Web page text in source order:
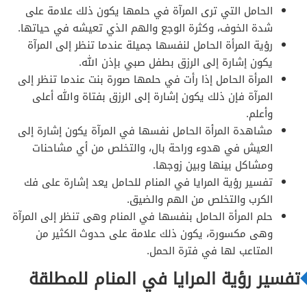
الحامل التي ترى المرآة في حلمها يكون ذلك علامة على
شدة الخوف، وكثرة الوجع والهم الذي تعيشه في حياتها.
رؤية المرأة الحامل لنفسها جميلة عندما تنظر إلى المرآة
يكون إشارة إلى الرزق بطفل صبي بإذن الله.
المرأة الحامل إذا رأت في حلمها صورة بنت عندما تنظر إلى
المرآة فإن ذلك يكون إشارة إلى الرزق بفتاة والله أعلى
وأعلم.
مشاهدة المرأة الحامل نفسها في المرآة يكون إشارة إلى
العيش في هدوء وراحة بال، والتخلص من أي مشاحنات
ومشاكل بينها وبين زوجها.
تفسير رؤية المرايا في المنام للحامل يعد إشارة على فك
الكرب والتخلص من الهم والضيق.
حلم المرأة الحامل بنفسها في المنام وهى تنظر إلى المرآة
وهى مكسورة، يكون ذلك علامة على حدوث الكثير من
المتاعب لها في فترة الحمل.
تفسير رؤية المرايا في المنام للمطلقة